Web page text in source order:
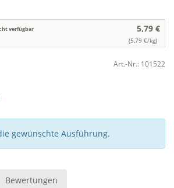
5,79 €
(5,79 €/kg)
verfügbar
Art.-Nr.: 101522
gewünschte Ausführung.
Bewertungen